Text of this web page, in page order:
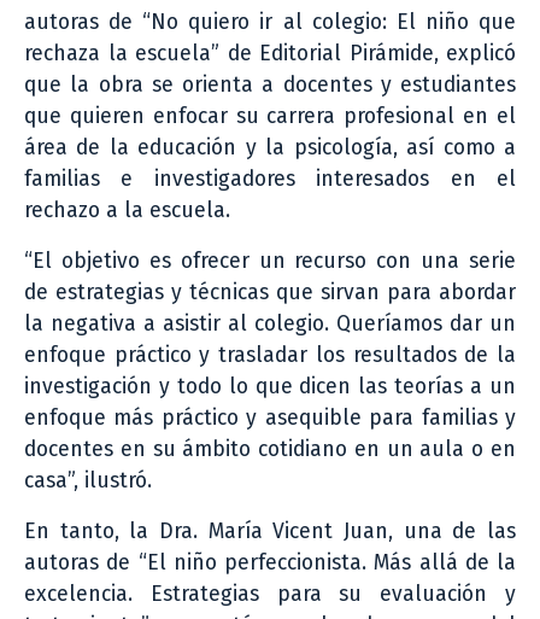
autoras de “No quiero ir al colegio: El niño que
rechaza la escuela” de Editorial Pirámide, explicó
que la obra se orienta a docentes y estudiantes
que quieren enfocar su carrera profesional en el
área de la educación y la psicología, así como a
familias e investigadores interesados en el
rechazo a la escuela.
“El objetivo es ofrecer un recurso con una serie
de estrategias y técnicas que sirvan para abordar
la negativa a asistir al colegio. Queríamos dar un
enfoque práctico y trasladar los resultados de la
investigación y todo lo que dicen las teorías a un
enfoque más práctico y asequible para familias y
docentes en su ámbito cotidiano en un aula o en
casa”, ilustró.
En tanto, la Dra. María Vicent Juan, una de las
autoras de “El niño perfeccionista. Más allá de la
excelencia. Estrategias para su evaluación y